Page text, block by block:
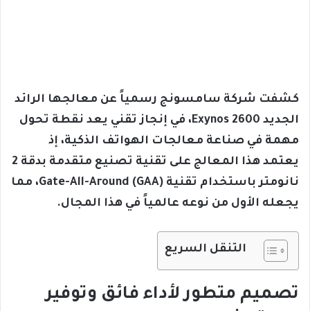
كشفت شركة سامسونج رسمياً عن معالجها الرائد
الجديد Exynos 2600، في إنجاز تقني يعد نقطة تحول
مهمة في صناعة معالجات الهواتف الذكية، إذ
يعتمد هذا المعالج على تقنية تصنيع متقدمة بدقة 2
نانومتر باستخدام تقنية Gate-All-Around (GAA)، مما
يجعله الأول من نوعه عالمياً في هذا المجال.
التنقل السريع
تصميم متطور لأداء فائق وتوفير